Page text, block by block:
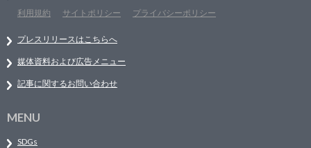
利用規約
サイトポリシー プライバシーポリシー
プレスリリースはこちらへ
媒体資料および広告メニュー
記事に関するお問い合わせ
MENU
SDGs